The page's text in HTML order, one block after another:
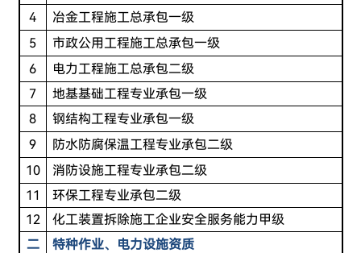
4
冶金工程施工总承包一级
5
市政公用工程施工总承包一级
6
电力工程施工总承包二级
7
地基基础工程专业承包一级
8
钢结构工程专业承包一级
9
防水防腐保温工程专业承包二级
10
消防设施工程专业承包二级
11
环保工程专业承包二级
12
化工装置拆除施工企业安全服务能力甲级
二
特种作业、电力设施资质